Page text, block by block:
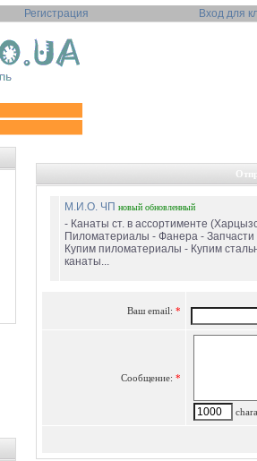
Регистрация Вход для
М.И.О. ЧП новый обновленный
- Канаты ст. в ассортименте
Пиломатериалы - Фанера - Запчасти
Купим пиломатериалы - Купим
канаты...
Ваш email: *
Сообщение: *